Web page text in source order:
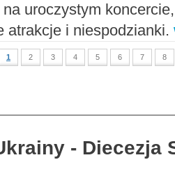
uroczystym
atrakcje i niespodzianki.
1 2 3 4 5 6 7 8
- Diecezja